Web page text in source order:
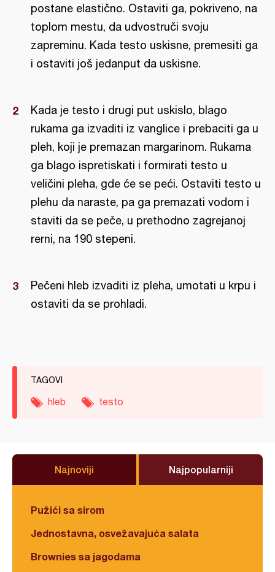
postane elastično. Ostaviti ga, pokriveno, na
toplom mestu, da udvostruči svoju
zapreminu. Kada testo uskisne, premesiti ga
i ostaviti još jedanput da uskisne.
Kada je testo i drugi put uskislo, blago
rukama ga izvaditi iz vanglice i prebaciti ga u
pleh, koji je premazan margarinom. Rukama
ga blago ispretiskati i formirati testo u
veličini pleha, gde će se peći. Ostaviti testo u
plehu da naraste, pa ga premazati vodom i
staviti da se peče, u prethodno zagrejanoj
rerni, na 190 stepeni.
Pečeni hleb izvaditi iz pleha, umotati u krpu i
ostaviti da se prohladi.
TAGOVI
hleb testo
Najnoviji Najpopularniji
Pužići sa sirom
Jednostavna, osvežavajuća salata
Brownies sa jagodama